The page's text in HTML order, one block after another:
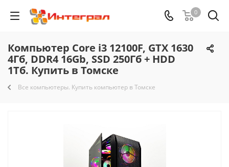
0
Компьютер Core i3 12100F, GTX 1630
4Гб, DDR4 16Gb, SSD 250Гб + HDD
1Тб. Купить в Томске
Все компьютеры. Купить компьютер в Томске